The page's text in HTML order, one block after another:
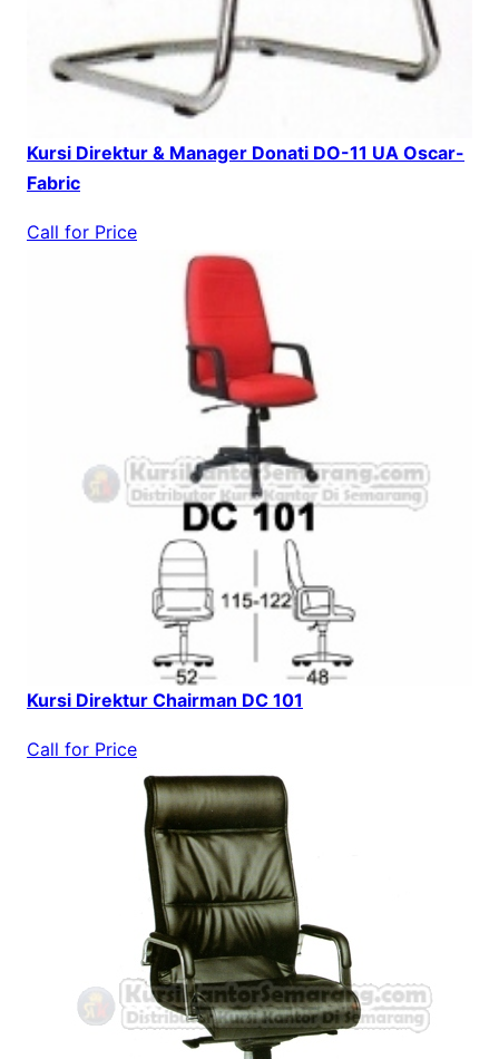
Kursi Direktur & Manager Donati DO-11 UA Oscar-
Fabric
Call for Price
Kursi Direktur Chairman DC 101
Call for Price